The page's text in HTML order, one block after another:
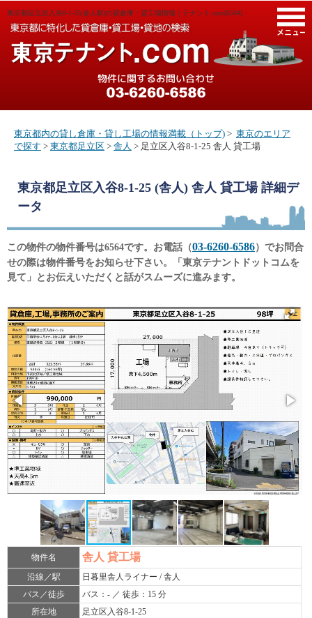
東京都足立区入谷8-1-25(舎人駅)の貸倉庫・貸工場情報｜テナント.com[6564]
東京都内の貸し倉庫・貸し工場の情報満載（トップ) > 東京のエリア
で探す > 東京都足立区 > 舎人 > 足立区入谷8-1-25 舎人 貸工場
東京都足立区入谷8-1-25 (舎人) 舎人 貸工場詳細デ
ータ
この物件の物件番号は6564です。お電話（03-6260-6586）でお問合
せの際は物件番号をお知らせ下さい。「東京テナントドットコムを
見て」とお伝えいただくと話がスムーズに進みます。
物件名 舎人 貸工場
沿線／駅
日暮里舎人ライナー / 舎人
バス／徒歩
バス：- ／ 徒歩：15 分
所在地
足立区入谷8-1-25